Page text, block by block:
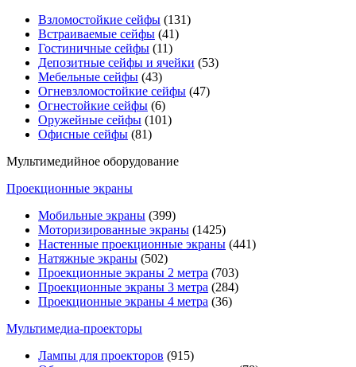
Взломостойкие сейфы (131)
Встраиваемые сейфы (41)
Гостиничные сейфы (11)
Депозитные сейфы и ячейки (53)
Мебельные сейфы (43)
Огневзломостойкие сейфы (47)
Огнестойкие сейфы (6)
Оружейные сейфы (101)
Офисные сейфы (81)
Мультимедийное оборудование
Проекционные экраны
Мобильные экраны (399)
Моторизированные экраны (1425)
Настенные проекционные экраны (441)
Натяжные экраны (502)
Проекционные экраны 2 метра (703)
Проекционные экраны 3 метра (284)
Проекционные экраны 4 метра (36)
Мультимедиa-проекторы
Лампы для проекторов (915)